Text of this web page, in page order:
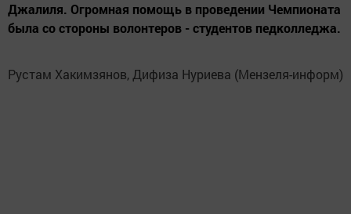
Джалиля. Огромная помощь в проведении Чемпионата
была со стороны волонтеров - студентов педколледжа.
Рустам Хакимзянов, Дифиза Нуриева (Мензеля-информ)